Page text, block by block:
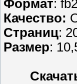
Формат:
Качество:
Страниц:
Размер: